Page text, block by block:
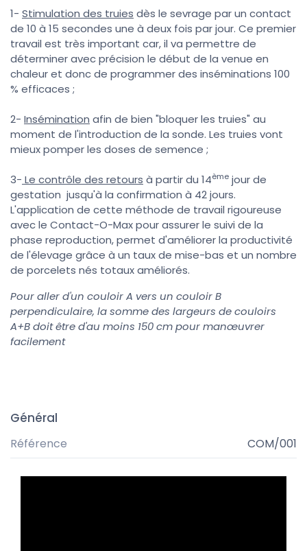
1- Stimulation des truies dès le sevrage par un contact
de 10 à 15 secondes une à deux fois par jour. Ce premier
travail est très important car, il va permettre de
déterminer avec précision le début de la venue en
chaleur et donc de programmer des inséminations 100
% efficaces ;
2- Insémination afin de bien "bloquer les truies" au
moment de l'introduction de la sonde. Les truies vont
mieux pomper les doses de semence ;
3- Le contrôle des retours à partir du 14ème jour de
gestation jusqu'à la confirmation à 42 jours.
L'application de cette méthode de travail rigoureuse
avec le Contact-O-Max pour assurer le suivi de la
phase reproduction, permet d'améliorer la productivité
de l'élevage grâce à un taux de mise-bas et un nombre
de porcelets nés totaux améliorés.
Pour aller d'un couloir A vers un couloir B
perpendiculaire, la somme des largeurs de couloirs
A+B doit être d'au moins 150 cm pour manœuvrer
facilement
Général
Référence COM/001